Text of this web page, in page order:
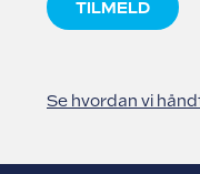
Se hvordan vi